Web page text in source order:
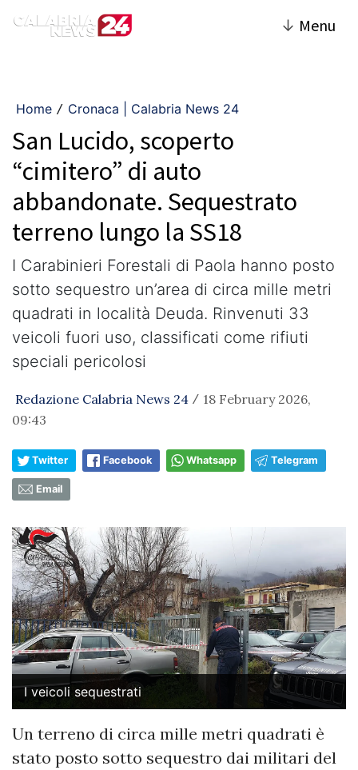
↓ Menu
Home / Cronaca | Calabria News 24
San Lucido, scoperto
“cimitero” di auto
abbandonate. Sequestrato
terreno lungo la SS18
I Carabinieri Forestali di Paola hanno posto
sotto sequestro un’area di circa mille metri
quadrati in località Deuda. Rinvenuti 33
veicoli fuori uso, classificati come rifiuti
speciali pericolosi
Redazione Calabria News 24 / 18 February 2026,
09:43
Twitter Facebook Whatsapp Telegram
Email
I veicoli sequestrati
Un terreno di circa mille metri quadrati è
stato posto sotto sequestro dai militari del